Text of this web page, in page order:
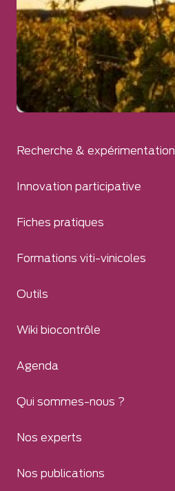
Recherche & expérimentation
Innovation participative
Fiches pratiques
Formations viti-vinicoles
Outils
Wiki biocontrôle
Agenda
Qui sommes-nous ?
Nos experts
Nos publications